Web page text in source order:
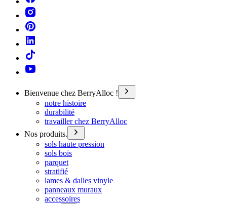
Bienvenue chez BerryAlloc !
notre histoire
durabilité
travailler chez BerryAlloc
Nos produits.
sols haute pression
sols bois
parquet
stratifié
lames & dalles vinyle
panneaux muraux
accessoires